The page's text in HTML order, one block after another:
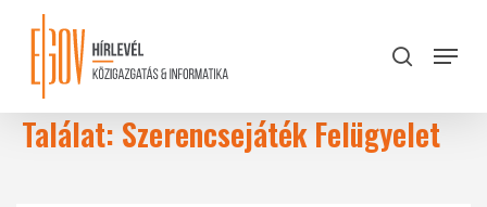
content
search
Menu
Találat: Szerencsejáték Felügyelet
Close